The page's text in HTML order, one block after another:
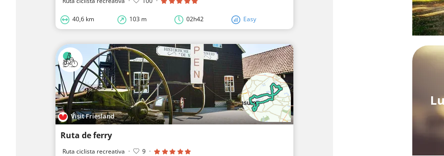
40,6 km 103 m 02h42 Easy
Visit Friesland
Ruta de ferry
Ruta ciclista recreativa · 9 ·